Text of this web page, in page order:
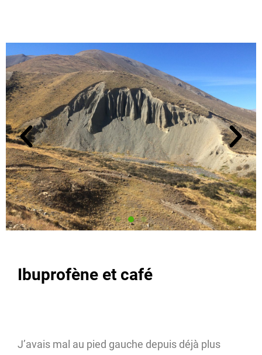
Ibuprofène et café
J’avais mal au pied gauche depuis déjà plus